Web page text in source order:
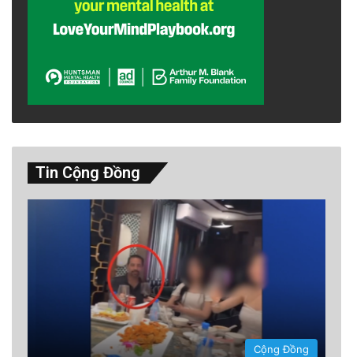
Tin Cộng Đồng
Cộng Đồng